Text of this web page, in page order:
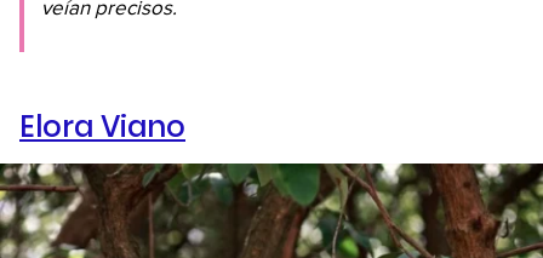
veían precisos.
Elora Viano